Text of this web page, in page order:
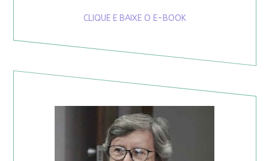
CLIQUE E BAIXE O E-BOOK